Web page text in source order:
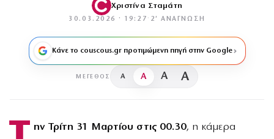
Χριστίνα Σταμάτη
30.03.2026 · 19:27 · 2′ ΑΝΆΓΝΩΣΗ
Κάνε το couscous.gr προτιμώμενη πηγή στην Google
ΜΈΓΕΘΟΣ A A A A
ην Τρίτη 31 Μαρτίου στις 00.30, η κάμερα